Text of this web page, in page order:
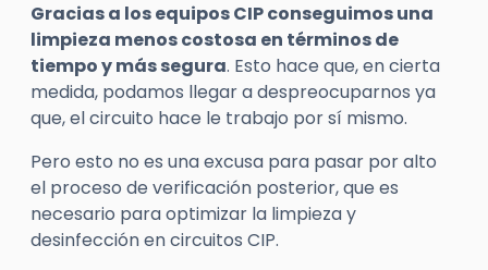
Gracias a los equipos CIP conseguimos una
limpieza menos costosa en términos de
tiempo y más segura. Esto hace que, en cierta
medida, podamos llegar a despreocuparnos ya
que, el circuito hace le trabajo por sí mismo.
Pero esto no es una excusa para pasar por alto
el proceso de verificación posterior, que es
necesario para optimizar la limpieza y
desinfección en circuitos CIP.